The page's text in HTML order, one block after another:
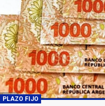
PLAZO FIJO